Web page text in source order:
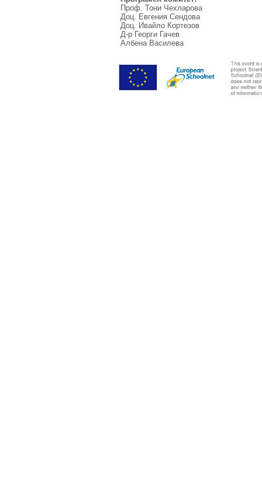
Проф. Тони Чехларова
Доц. Евгения Сендова
Доц. Ивайло Кортезов
Д-р Георги Гачев
Албена Василева